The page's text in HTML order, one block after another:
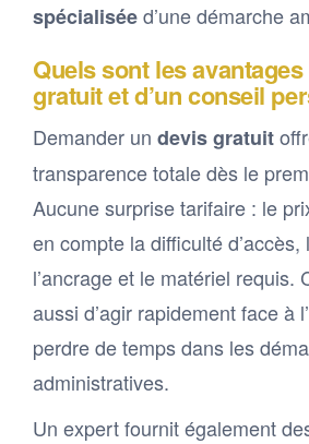
spécialiséed’une démarche
Quels sont les avantages
gratuit et d’un conseil
Demander un devis gratuit
transparence totale dès le
Aucune surprise tarifaire : le
en compte la difficulté
l’ancrage et le matériel requis.
aussi d’agir rapidement face à
perdre de temps dans les
administratives.
Un expert fournit également